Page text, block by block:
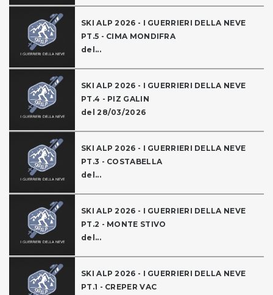
SKI ALP 2026 - I GUERRIERI DELLA NEVE
PT.5 - CIMA MONDIFRA
del...
SKI ALP 2026 - I GUERRIERI DELLA NEVE
PT.4 - PIZ GALIN
del 28/03/2026
SKI ALP 2026 - I GUERRIERI DELLA NEVE
PT.3 - COSTABELLA
del...
SKI ALP 2026 - I GUERRIERI DELLA NEVE
PT.2 - MONTE STIVO
del...
SKI ALP 2026 - I GUERRIERI DELLA NEVE
PT.1 - CREPER VAC